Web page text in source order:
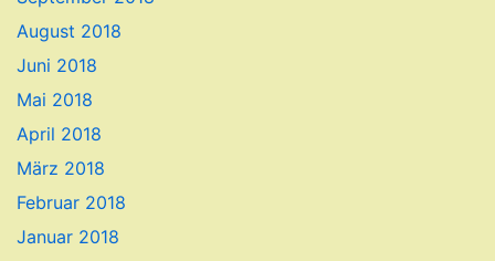
August 2018
Juni 2018
Mai 2018
April 2018
März 2018
Februar 2018
Januar 2018